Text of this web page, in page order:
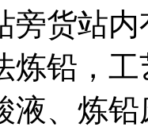
旁货站
炼铅，
液、炼